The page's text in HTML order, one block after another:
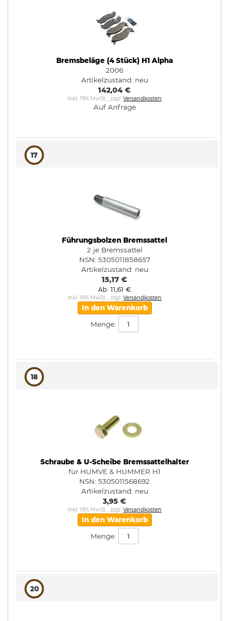
Bremsbeläge (4 Stück) H1 Alpha
2006
Artikelzustand: neu
142,04 €
Inkl. 19% MwSt. , zzgl. Versandkosten
Auf Anfrage
17
Führungsbolzen Bremssattel
2 je Bremssattel
NSN: 5305011858657
Artikelzustand: neu
15,17 €
Ab 11,61 €
Inkl. 19% MwSt. , zzgl. Versandkosten
In den Warenkorb
Menge:
18
Schraube & U-Scheibe Bremssattelhalter
für HUMVE & HUMMER H1
NSN: 5305011568692
Artikelzustand: neu
3,95 €
Inkl. 19% MwSt. , zzgl. Versandkosten
In den Warenkorb
Menge:
20